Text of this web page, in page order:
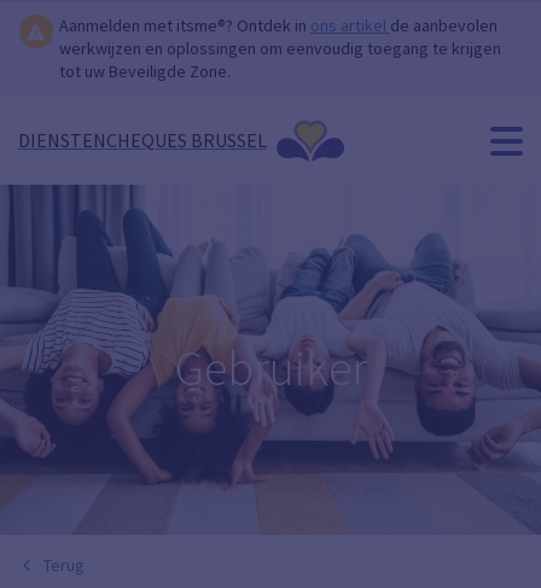
Aanmelden met itsme®? Ontdek in ons artikel de aanbevolen
werkwijzen en oplossingen om eenvoudig toegang te krijgen
tot uw Beveiligde Zone.
DIENSTENCHEQUES BRUSSEL
Gebruiker
Terug